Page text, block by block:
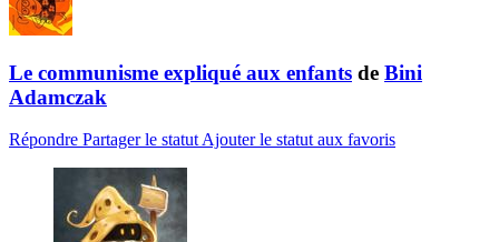
Le communisme expliqué aux enfants de Bini
Adamczak
Répondre Partager le statut Ajouter le statut aux favoris